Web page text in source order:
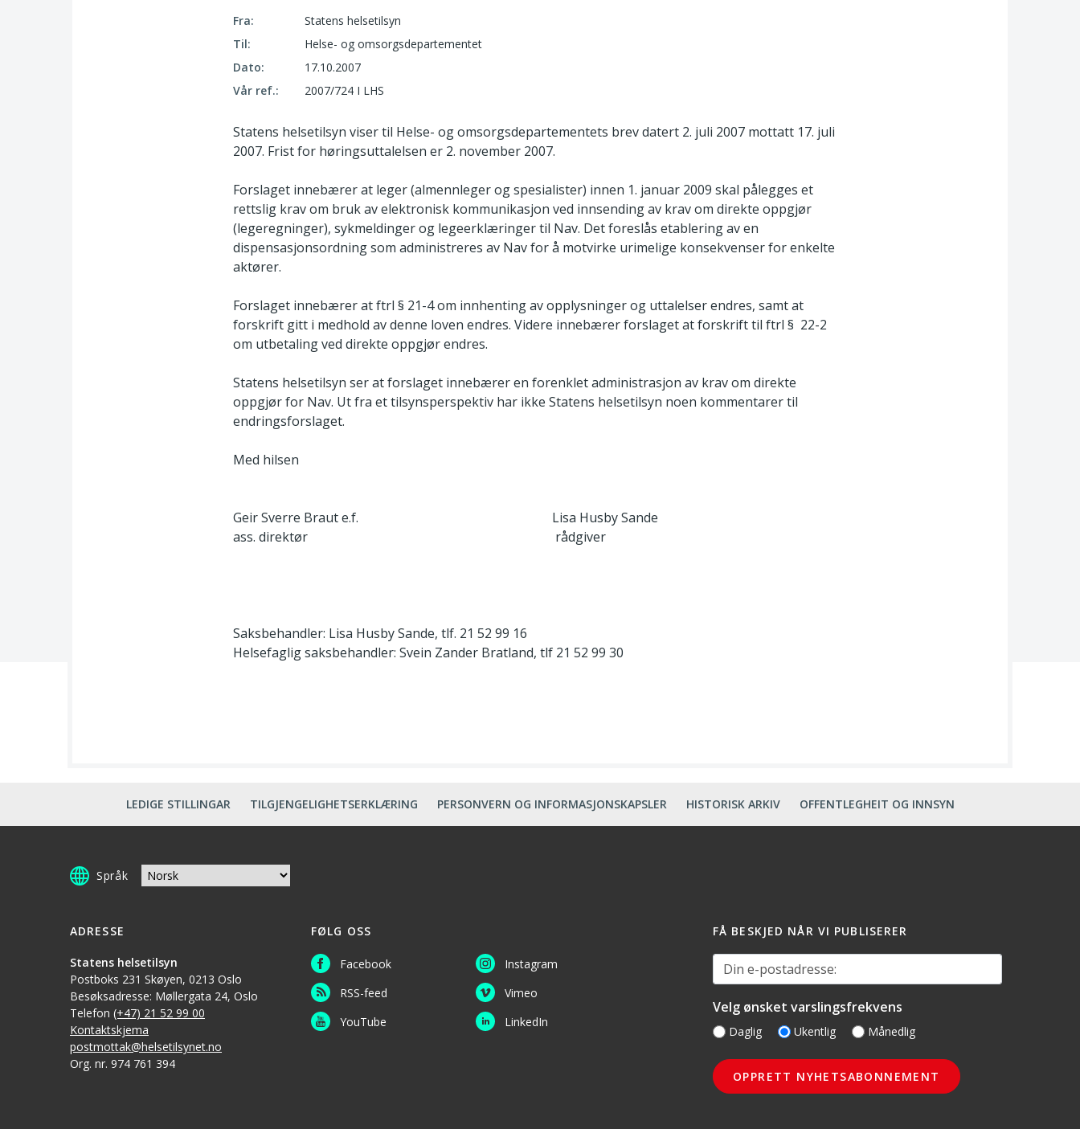
Fra:
Statens helsetilsyn
Til:
Helse- og omsorgsdepartementet
Dato:
17.10.2007
Vår ref.:
2007/724 I LHS
Statens helsetilsyn viser til Helse- og omsorgsdepartementets brev datert 2. juli 2007 mottatt 17. juli
2007. Frist for høringsuttalelsen er 2. november 2007.
Forslaget innebærer at leger (almennleger og spesialister) innen 1. januar 2009 skal pålegges et
rettslig krav om bruk av elektronisk kommunikasjon ved innsending av krav om direkte oppgjør
(legeregninger), sykmeldinger og legeerklæringer til Nav. Det foreslås etablering av en
dispensasjonsordning som administreres av Nav for å motvirke urimelige konsekvenser for enkelte
aktører.
Forslaget innebærer at ftrl § 21-4 om innhenting av opplysninger og uttalelser endres, samt at
forskrift gitt i medhold av denne loven endres. Videre innebærer forslaget at forskrift til ftrl § 22-2
om utbetaling ved direkte oppgjør endres.
Statens helsetilsyn ser at forslaget innebærer en forenklet administrasjon av krav om direkte
oppgjør for Nav. Ut fra et tilsynsperspektiv har ikke Statens helsetilsyn noen kommentarer til
endringsforslaget.
Med hilsen
Geir Sverre Braut e.f.
ass. direktør
Lisa Husby Sande
rådgiver
Saksbehandler: Lisa Husby Sande, tlf. 21 52 99 16
Helsefaglig saksbehandler: Svein Zander Bratland, tlf 21 52 99 30
LEDIGE STILLINGAR TILGJENGELIGHETSERKLÆRING PERSONVERN OG INFORMASJONSKAPSLER HISTORISK ARKIV OFFENTLEGHEIT OG INNSYN
Språk
ADRESSE
Statens helsetilsyn
Postboks 231 Skøyen, 0213 Oslo
Besøksadresse: Møllergata 24, Oslo
Telefon (+47) 21 52 99 00
Kontaktskjema
postmottak@helsetilsynet.no
Org. nr. 974 761 394
FØLG OSS
Facebook
RSS-feed
YouTube
Instagram
Vimeo
LinkedIn
FÅ BESKJED NÅR VI PUBLISERER
Din e-postadresse:
Velg ønsket varslingsfrekvens
Daglig Ukentlig Månedlig